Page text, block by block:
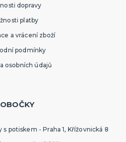
dopravy
platby
a vrácení zboží
podmínky
osobních údajů
potiskem - Praha 1, Křížovnická 8